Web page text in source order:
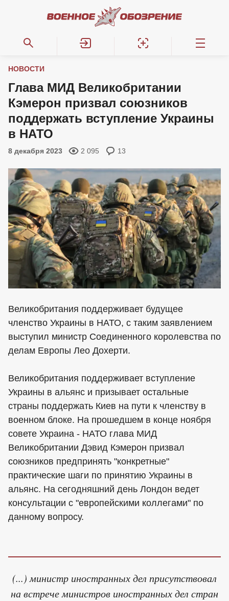
НОВОСТИ
Глава МИД Великобритании
Кэмерон призвал союзников
поддержать вступление Украины
в НАТО
8 декабря 2023 2 095 13
Великобритания поддерживает будущее
членство Украины в НАТО, с таким заявлением
выступил министр Соединенного королевства по
делам Европы Лео Дохерти.
Великобритания поддерживает вступление
Украины в альянс и призывает остальные
страны поддержать Киев на пути к членству в
военном блоке. На прошедшем в конце ноября
совете Украина - НАТО глава МИД
Великобритании Дэвид Кэмерон призвал
союзников предпринять "конкретные"
практические шаги по принятию Украины в
альянс. На сегодняшний день Лондон ведет
консультации с "европейскими коллегами" по
данному вопросу.
(...) министр иностранных дел присутствовал
на встрече министров иностранных дел стран